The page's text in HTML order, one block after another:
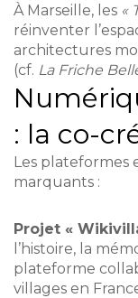
À Marseille, les «
réinventer
architectures
(cf. La Friche
: la co-
Les plateformes
marquants :
Projet «
l’histoire, la
plateforme
villages en